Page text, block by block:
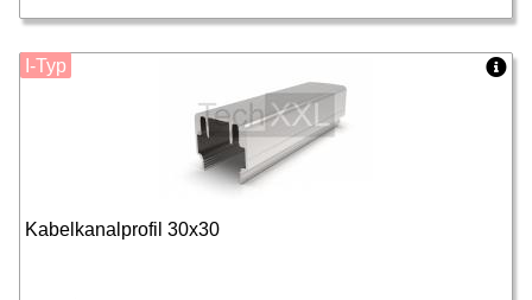
Kabelkanalprofil 30x30
I-Typ